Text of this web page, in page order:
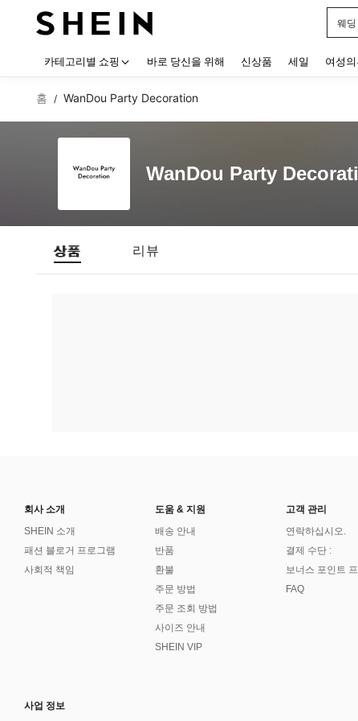
웨
카테고리별 쇼핑 바로 당신을 위해 신상품 세일 여성
홈 / WanDou Party Decoration
WanDou Party
상품 리뷰
회사 소개
SHEIN 소개
패션 블로거 프로그램
사회적 책임
도움 & 지원
배송 안내
반품
환불
주문 방법
주문 조회 방법
사이즈 안내
SHEIN VIP
고객 관리
연락하십시오.
결제 수단 :
보너스 포인트
FAQ
사업 정보